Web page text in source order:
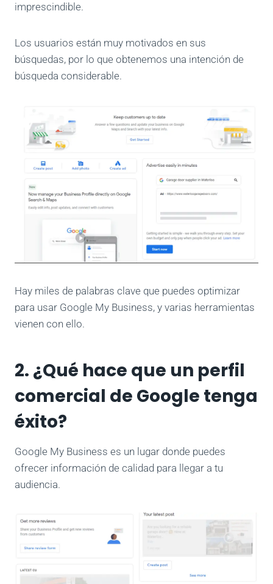
imprescindible.
Los usuarios están muy motivados en sus
búsquedas, por lo que obtenemos una intención de
búsqueda considerable.
Hay miles de palabras clave que puedes optimizar
para usar Google My Business, y varias herramientas
vienen con ello.
2. ¿Qué hace que un perfil
comercial de Google tenga
éxito?
Google My Business es un lugar donde puedes
ofrecer información de calidad para llegar a tu
audiencia.